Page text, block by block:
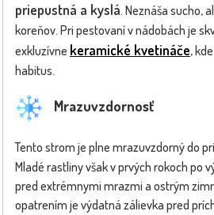
priepustná a kyslá. Neznáša sucho,
koreňov. Pri pestovaní v nádobách je
exkluzívne keramické kvetináče,
habitus.
Mrazuvzdornosť
Tento strom je plne mrazuvzdorný do
Mladé rastliny však v prvých rokoch po
pred extrémnymi mrazmi a ostrým
opatrením je výdatná zálievka pred